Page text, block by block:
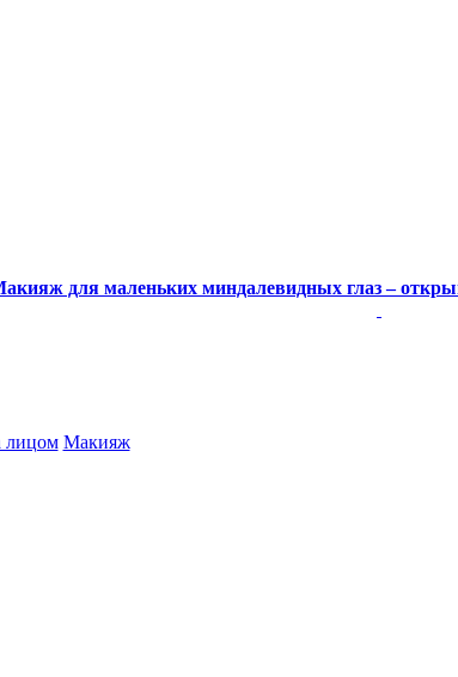
для маленьких миндалевидных глаз –
лицом Макияж